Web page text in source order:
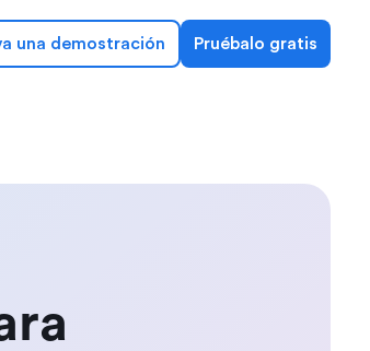
una demostración Pruébalo gratis